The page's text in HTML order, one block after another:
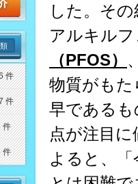
した。そ
アルキル
（PFOS）
物質がも
早である
点が注目
よると、
件
件
件
件